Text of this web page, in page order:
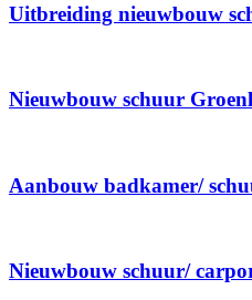
Uitbreiding nieuwbouw
Nieuwbouw schuur
Aanbouw badkamer/
Nieuwbouw schuur/